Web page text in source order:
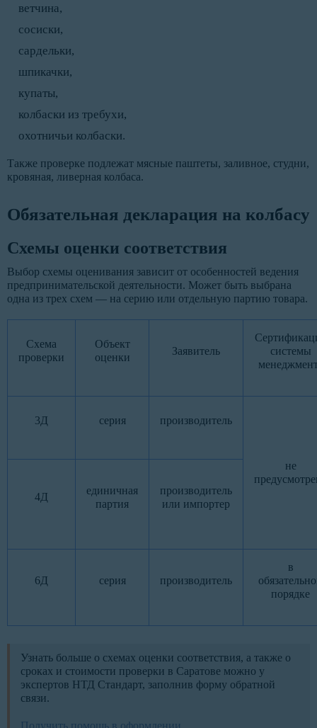
ветчина,
сосиски,
сардельки,
шпикачки,
купаты,
колбаски из требухи,
охотничьи колбаски.
Также проверке подлежат мясные паштеты, заливное, студни,
кровяная, ливерная колбаса.
Обязательная декларация на колбасу
Схемы оценки соответствия
Выбор схемы оценивания зависит от особенностей ведения
предпринимательской деятельности. Может быть выбрана
одна из трех схем — на серию или отдельную партию товара.
Схема
проверки
Объект
оценки
Заявитель
системы
3Д серия производитель
не
4Д
единичная
партия
производитель
или импортер
6Д серия производитель
в
порядке
Узнать больше о схемах оценки соответствия, а также о
сроках и стоимости проверки в Саратове можно у
экспертов НТД Стандарт, заполнив форму обратной
связи.
Получить помощь в оформлении